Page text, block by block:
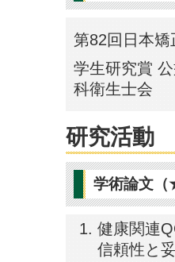
第82回日本
学生研究賞
科衛生士会
研究活動
学術論文
健康関連
信頼性と